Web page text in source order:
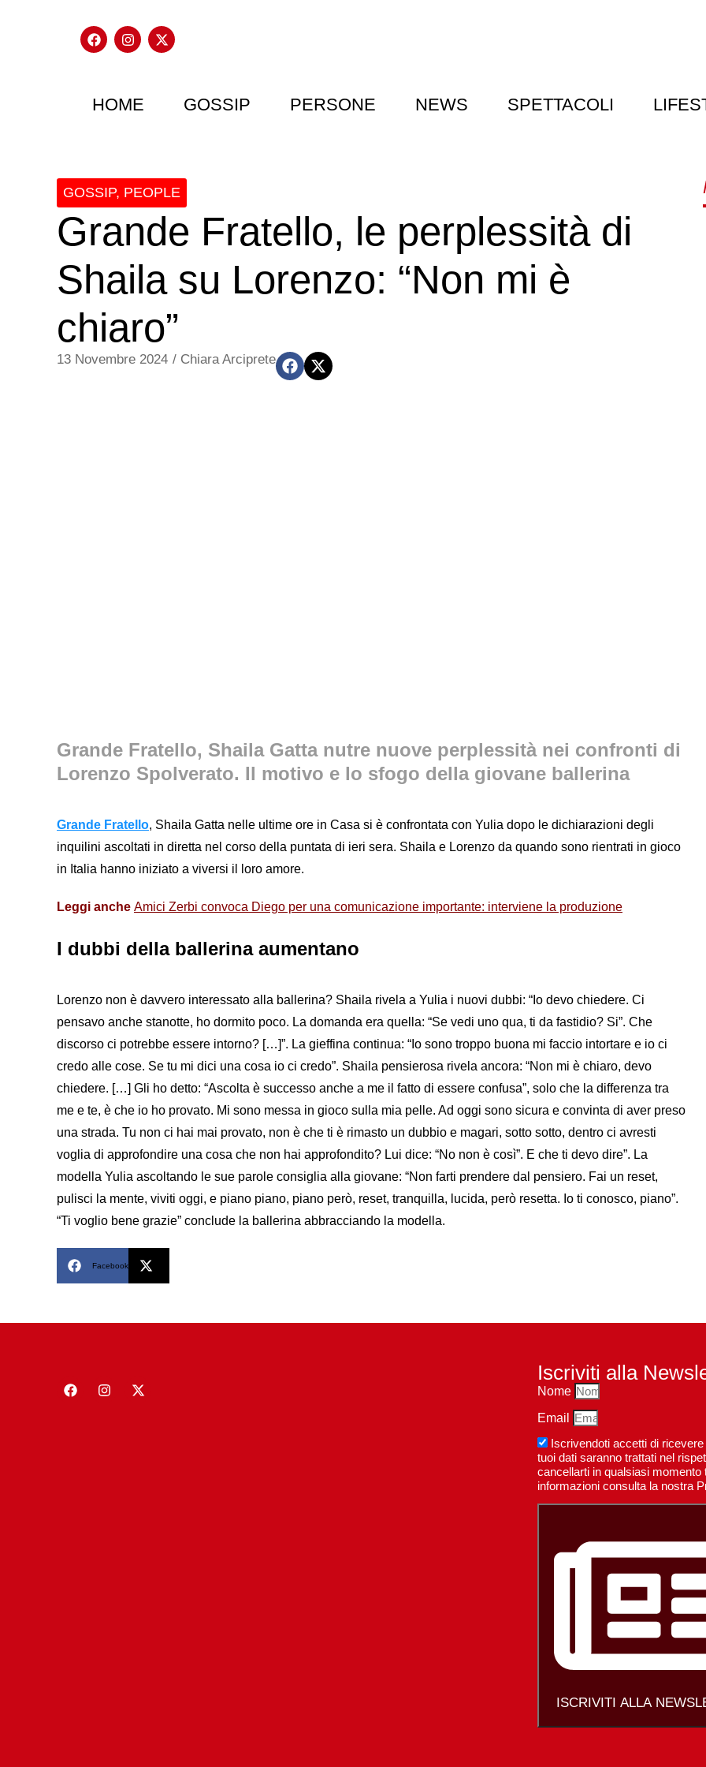
HOME GOSSIP PERSONE NEWS SPETTACOLI
GOSSIP, PEOPLE
Grande Fratello, le perplessità di
Shaila su Lorenzo: “Non mi è
chiaro”
13 Novembre 2024 / Chiara Arciprete
Grande Fratello, Shaila Gatta nutre nuove perplessità nei confronti di
Lorenzo Spolverato. Il motivo e lo sfogo della giovane ballerina
Grande Fratello, Shaila Gatta nelle ultime ore in Casa si è confrontata con Yulia dopo le dichiarazioni degli
inquilini ascoltati in diretta nel corso della puntata di ieri sera. Shaila e Lorenzo da quando sono rientrati in gioco
in Italia hanno iniziato a viversi il loro amore.
Leggi anche Amici Zerbi convoca Diego per una comunicazione importante: interviene la produzione
I dubbi della ballerina aumentano
Lorenzo non è davvero interessato alla ballerina? Shaila rivela a Yulia i nuovi dubbi: “Io devo chiedere. Ci
pensavo anche stanotte, ho dormito poco. La domanda era quella: “Se vedi uno qua, ti da fastidio? Si”. Che
discorso ci potrebbe essere intorno? […]”. La gieffina continua: “Io sono troppo buona mi faccio intortare e io ci
credo alle cose. Se tu mi dici una cosa io ci credo”. Shaila pensierosa rivela ancora: “Non mi è chiaro, devo
chiedere. […] Gli ho detto: “Ascolta è successo anche a me il fatto di essere confusa”, solo che la differenza tra
me e te, è che io ho provato. Mi sono messa in gioco sulla mia pelle. Ad oggi sono sicura e convinta di aver preso
una strada. Tu non ci hai mai provato, non è che ti è rimasto un dubbio e magari, sotto sotto, dentro ci avresti
voglia di approfondire una cosa che non hai approfondito? Lui dice: “No non è così”. E che ti devo dire”. La
modella Yulia ascoltando le sue parole consiglia alla giovane: “Non farti prendere dal pensiero. Fai un reset,
pulisci la mente, viviti oggi, e piano piano, piano però, reset, tranquilla, lucida, però resetta. Io ti conosco, piano”.
“Ti voglio bene grazie” conclude la ballerina abbracciando la modella.
Facebook
Iscriviti alla
Nome
Email
Iscrivendoti accetti di
tuoi dati saranno trattati nel
cancellarti in qualsiasi
informazioni consulta la nostra
ISCRIVITI ALLA